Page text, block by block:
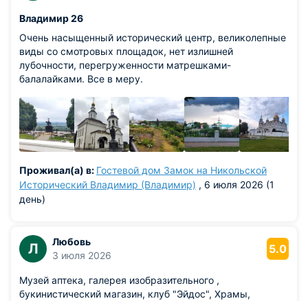
Владимир 26
Очень насыщенный исторический центр, великолепные
виды со смотровых площадок, нет излишней
лубочности, перегруженности матрешками-
балалайками. Все в меру.
Проживал(а) в: Гостевой дом Замок на Никольской
Исторический Владимир (Владимир) , 6 июля 2026 (1
день)
Л
Любовь
3 июля 2026
5.0
Музей аптека, галерея изобразительного ,
букинистический магазин, клуб "Эйдос", Храмы,